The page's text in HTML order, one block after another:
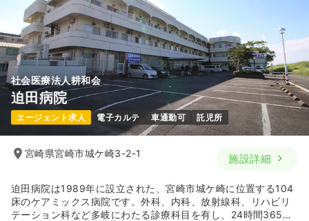
日祝休み
年間休日120日 月給23万円以上可
気になる 詳細を見る
2交代（常勤） 一時募集休止
給与 21.8〜26.6万円/月 賞与3.1ヶ月
※一例
時間 8:00～17:00 （休憩60分）
気になる 詳細を見る
社会医療法人耕和会
迫田病院
エージェント求人 電子カルテ 車通勤可 託児所
宮崎県宮崎市城ケ崎3-2-1 施設詳細
迫田病院は1989年に設立された、宮崎市城ケ崎に位置する104
床のケアミックス病院です。外科、内科、放射線科、リハビリ
テーション科など多岐にわたる診療科目を有し、24時間365日